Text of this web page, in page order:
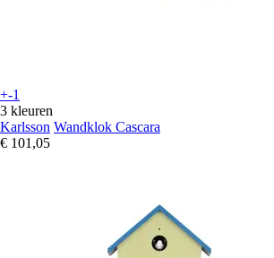
+-1
3 kleuren
Karlsson Wandklok Cascara
€ 101,05